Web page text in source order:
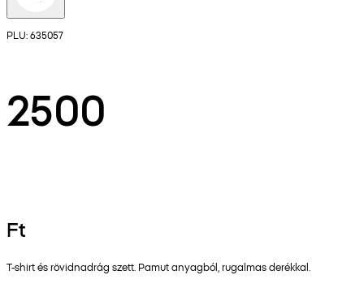
PLU: 635057
2500
Ft
T-shirt és rövidnadrág szett. Pamut anyagból, rugalmas derékkal.